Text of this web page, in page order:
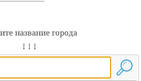
название города
↓ ↓ ↓